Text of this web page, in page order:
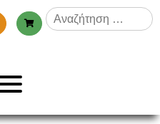
Αναζήτηση
για: